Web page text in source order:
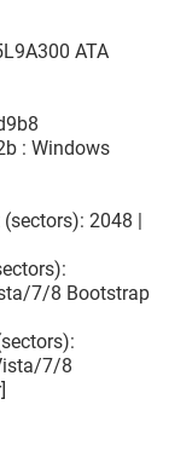
ATA
: Windows
(sectors): 2048 |
7/8 Bootstrap
7/8